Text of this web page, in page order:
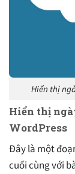
Hiển thị
Hiển thị
WordPress
Đây là một
cuối cùng với